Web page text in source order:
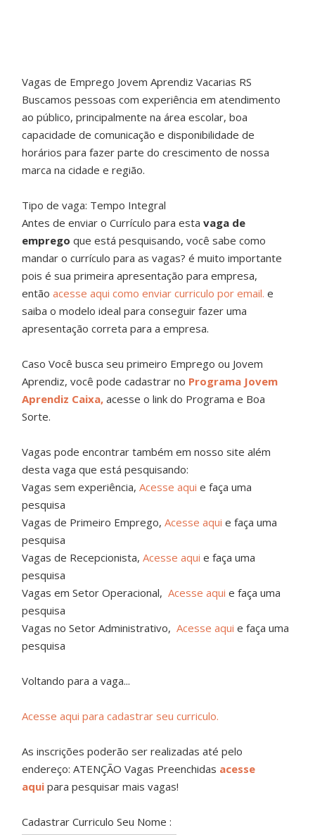
Vagas de Emprego Jovem Aprendiz Vacarias RS
Buscamos pessoas com experiência em atendimento
ao público, principalmente na área escolar, boa
capacidade de comunicação e disponibilidade de
horários para fazer parte do crescimento de nossa
marca na cidade e região.
Tipo de vaga: Tempo Integral
Antes de enviar o Currículo para estavaga de
empregoque está pesquisando, você sabe como
mandar o currículo para as vagas? é muito importante
pois é sua primeira apresentação para empresa,
entãoacesse aqui como enviar curriculo por email. e
saiba o modelo ideal para conseguir fazer uma
apresentação correta para a empresa.
Caso Você busca seu primeiro Emprego ou Jovem
Aprendiz, você pode cadastrar no Programa Jovem
Aprendiz Caixa, acesse o link do Programa e Boa
Sorte.
Vagas pode encontrar também em nosso site além
desta vaga que está pesquisando:
Vagas sem experiência,Acesse aqui e faça uma
pesquisa
Vagas de Primeiro Emprego,Acesse aqui e faça uma
pesquisa
Vagas de Recepcionista,Acesse aqui e faça uma
pesquisa
Vagas em Setor Operacional,Acesse aqui e faça uma
pesquisa
Vagas no Setor Administrativo,Acesse aqui e faça uma
pesquisa
Voltando para a vaga...
Acesse aqui para cadastrar seu curriculo.
As inscrições poderão ser realizadas até pelo
endereço: ATENÇÃO Vagas Preenchidas acesse
aqui para pesquisar mais vagas!
Cadastrar Curriculo Seu Nome :